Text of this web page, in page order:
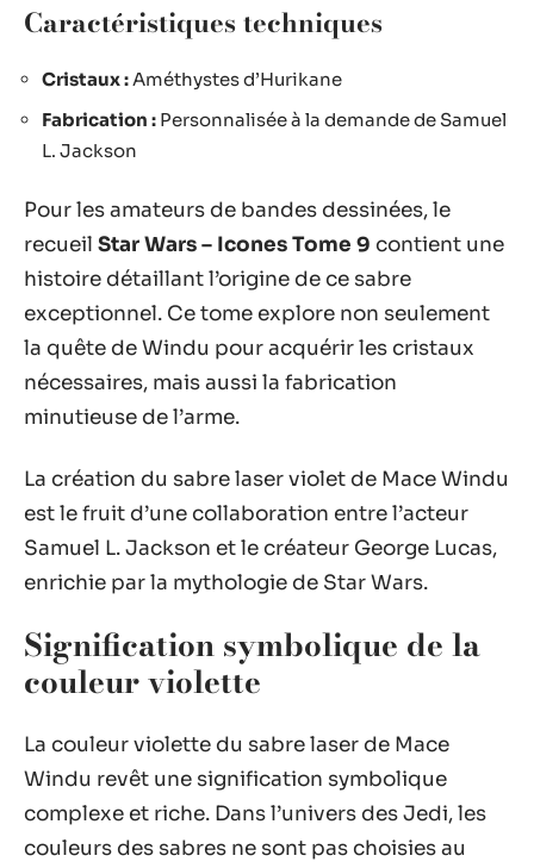
Caractéristiques techniques
Cristaux :Améthystes d’Hurikane
Fabrication : Personnalisée à la demande de Samuel
L. Jackson
Pour les amateurs de bandes dessinées, le
recueil Star Wars – Icones Tome 9 contient une
histoire détaillant l’origine de ce sabre
exceptionnel. Ce tome explore non seulement
la quête de Windu pour acquérir les cristaux
nécessaires, mais aussi la fabrication
minutieuse de l’arme.
La création du sabre laser violet de Mace Windu
est le fruit d’une collaboration entre l’acteur
Samuel L. Jackson et le créateur George Lucas,
enrichie par la mythologie de Star Wars.
Signification symbolique de la
couleur violette
La couleur violette du sabre laser de Mace
Windu revêt une signification symbolique
complexe et riche. Dans l’univers des Jedi, les
couleurs des sabres ne sont pas choisies au